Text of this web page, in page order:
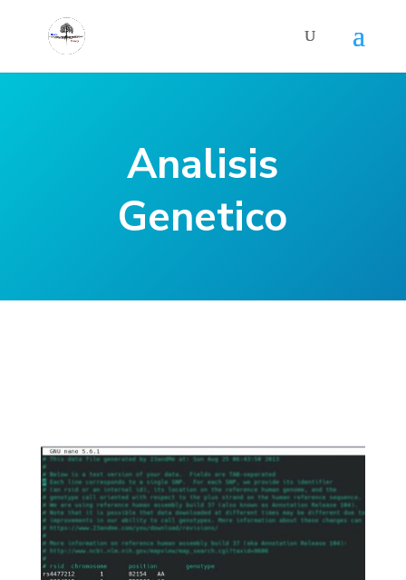
Analisis
Genetico